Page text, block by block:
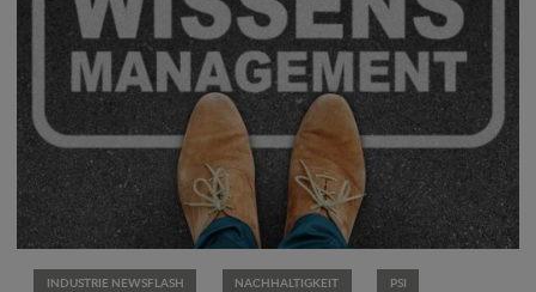
INDUSTRIE NEWSFLASH NACHHALTIGKEIT PSI